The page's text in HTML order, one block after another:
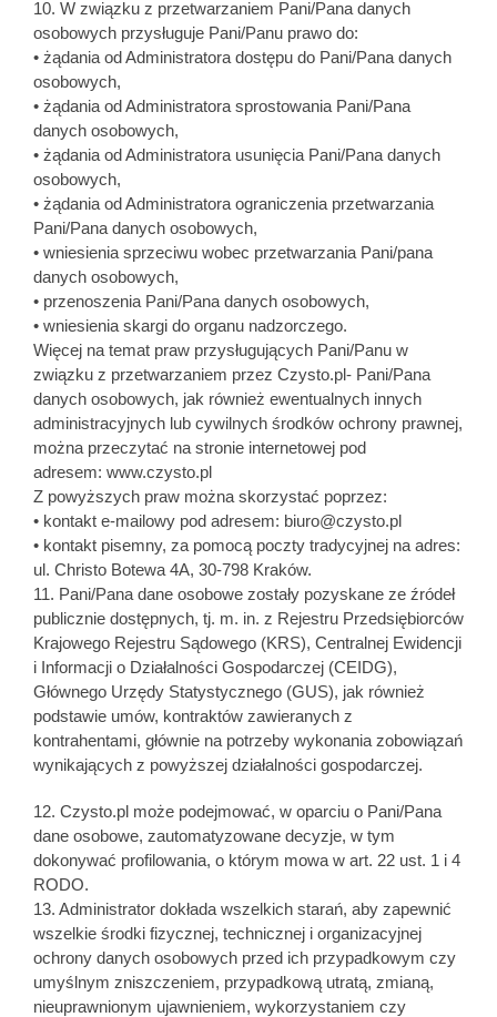
10. W związku z przetwarzaniem Pani/Pana danych
osobowych przysługuje Pani/Panu prawo do:
• żądania od Administratora dostępu do Pani/Pana danych
osobowych,
• żądania od Administratora sprostowania Pani/Pana
danych osobowych,
• żądania od Administratora usunięcia Pani/Pana danych
osobowych,
• żądania od Administratora ograniczenia przetwarzania
Pani/Pana danych osobowych,
• wniesienia sprzeciwu wobec przetwarzania Pani/pana
danych osobowych,
• przenoszenia Pani/Pana danych osobowych,
• wniesienia skargi do organu nadzorczego.
Więcej na temat praw przysługujących Pani/Panu w
związku z przetwarzaniem przez Czysto.pl- Pani/Pana
danych osobowych, jak również ewentualnych innych
administracyjnych lub cywilnych środków ochrony prawnej,
można przeczytać na stronie internetowej pod
adresem: www.czysto.pl
Z powyższych praw można skorzystać poprzez:
• kontakt e-mailowy pod adresem: biuro@czysto.pl
• kontakt pisemny, za pomocą poczty tradycyjnej na adres:
ul. Christo Botewa 4A, 30-798 Kraków.
11. Pani/Pana dane osobowe zostały pozyskane ze źródeł
publicznie dostępnych, tj. m. in. z Rejestru Przedsiębiorców
Krajowego Rejestru Sądowego (KRS), Centralnej Ewidencji
i Informacji o Działalności Gospodarczej (CEIDG),
Głównego Urzędy Statystycznego (GUS), jak również
podstawie umów, kontraktów zawieranych z
kontrahentami, głównie na potrzeby wykonania zobowiązań
wynikających z powyższej działalności gospodarczej.
12. Czysto.pl może podejmować, w oparciu o Pani/Pana
dane osobowe, zautomatyzowane decyzje, w tym
dokonywać profilowania, o którym mowa w art. 22 ust. 1 i 4
RODO.
13. Administrator dokłada wszelkich starań, aby zapewnić
wszelkie środki fizycznej, technicznej i organizacyjnej
ochrony danych osobowych przed ich przypadkowym czy
umyślnym zniszczeniem, przypadkową utratą, zmianą,
nieuprawnionym ujawnieniem, wykorzystaniem czy